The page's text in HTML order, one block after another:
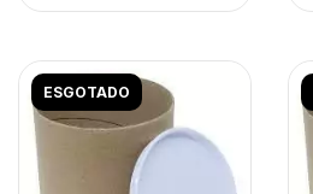
ESGOTADO